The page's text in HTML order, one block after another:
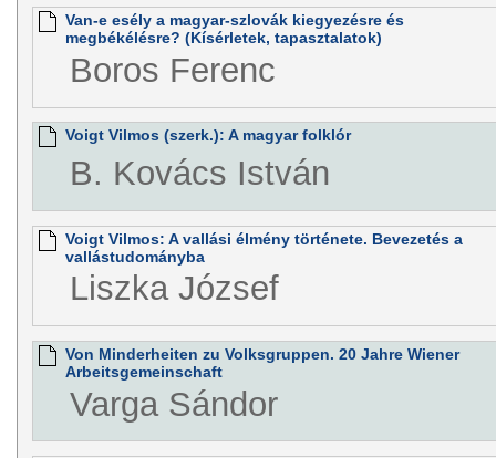
Van-e esély a magyar-szlovák kiegyezésre és
megbékélésre? (Kísérletek, tapasztalatok)
Boros Ferenc
Voigt Vilmos (szerk.): A magyar folklór
B. Kovács István
Voigt Vilmos: A vallási élmény története. Bevezetés a
vallástudományba
Liszka József
Von Minderheiten zu Volksgruppen. 20 Jahre Wiener
Arbeitsgemeinschaft
Varga Sándor